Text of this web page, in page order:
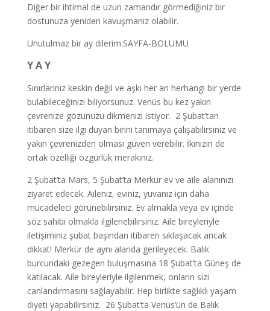
Diğer bir ihtimal de uzun zamandır görmediğiniz bir
dostunuza yeniden kavuşmanız olabilir.
Unutulmaz bir ay dilerim.SAYFA-BOLUMU
Y A Y
Sınırlarınız keskin değil ve aşkı her an herhangi bir yerde
bulabileceğinizi biliyorsunuz. Venüs bu kez yakın
çevrenize gözünüzü dikmenizi istiyor. 2 Şubat’tan
itibaren size ilgi duyan birini tanımaya çalışabilirsiniz ve
yakın çevrenizden olması güven verebilir. İkinizin de
ortak özelliği özgürlük merakınız.
2 Şubat’ta Mars, 5 Şubat’ta Merkür ev ve aile alanınızı
ziyaret edecek. Aileniz, eviniz, yuvanız için daha
mücadeleci görünebilirsiniz. Ev almakla veya ev içinde
söz sahibi olmakla ilgilenebilirsiniz. Aile bireyleriyle
iletişiminiz şubat başından itibaren sıklaşacak ancak
dikkat! Merkür de aynı alanda gerileyecek. Balık
burcundaki gezegen buluşmasına 18 Şubat’ta Güneş de
katılacak. Aile bireyleriyle ilgilenmek, onların sizi
canlandırmasını sağlayabilir. Hep birlikte sağlıklı yaşam
diyeti yapabilirsiniz. 26 Şubat’ta Venüs’ün de Balık